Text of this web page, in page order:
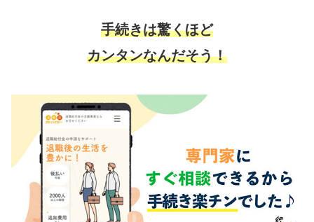
手続きは驚くほど
カンタンなんだそう！